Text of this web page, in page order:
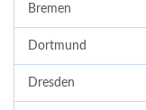
Bremen
Dortmund
Dresden